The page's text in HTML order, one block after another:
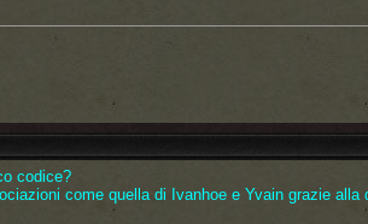
codice?
come quella di Ivanhoe e Yvain grazie